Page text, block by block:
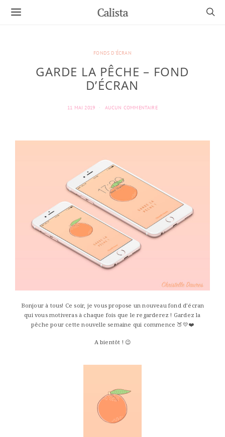
Calista
FONDS D'ÉCRAN
GARDE LA PÊCHE – FOND
D’ÉCRAN
11 MAI 2019 AUCUN COMMENTAIRE
Bonjour à tous! Ce soir, je vous propose un nouveau fond d’écran
qui vous motiveras à chaque fois que le regarderez ! Gardez la
pêche pour cette nouvelle semaine qui commence 🍑💛❤️
A bientôt ! 😉